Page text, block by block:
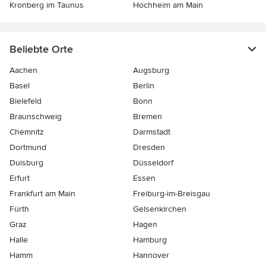
Kronberg im Taunus Hochheim am Main
Beliebte Orte
Aachen
Augsburg
Basel
Berlin
Bielefeld
Bonn
Braunschweig
Bremen
Chemnitz
Darmstadt
Dortmund
Dresden
Duisburg
Düsseldorf
Erfurt
Essen
Frankfurt am Main
Freiburg-im-Breisgau
Fürth
Gelsenkirchen
Graz
Hagen
Halle
Hamburg
Hamm
Hannover